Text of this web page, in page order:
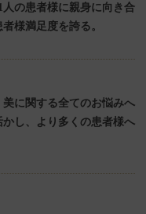
の患者様に親身に向き合
様満足度を誇る。
美に関する全てのお悩みへ
し、より多くの患者様へ